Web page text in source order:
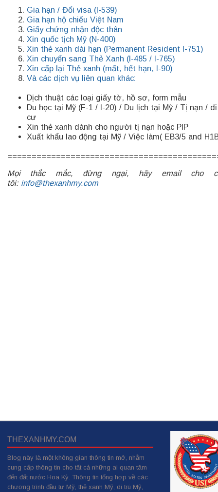
Gia hạn / Đổi visa (I-539)
Gia hạn hộ chiếu Việt Nam
Giấy chứng nhận độc thân
Xin quốc tịch Mỹ (N-400)
Xin thẻ xanh dài hạn (Permanent Resident I-751)
Xin chuyển sang Thẻ Xanh (I-485 / I-765)
Xin cấp lại Thẻ xanh (mất, hết hạn, I-90)
Và các dịch vụ liên quan khác:
Dịch thuật các loại giấy tờ, hồ sơ, form mẫu
Du học tại Mỹ (F-1 / I-20) / Du lịch tại Mỹ / Tị nạn / di
cư
Xin thẻ xanh dành cho người tị nạn hoặc PIP
Xuất khẩu lao động tại Mỹ / Việc làm( EB3/5 and
Mọi thắc mắc, đừng ngại, hãy email cho
tôi: info@thexanhmy.com
THEXANHMY.COM
Blog này là một không gian thông tin mở, nhằm
cung cấp thông tin cho tất cả những ai quan tâm
đến đất nước Hoa Kỳ. Thông tin tổng hợp về các
chương trình đầu tư Mỹ, thẻ xanh Mỹ, di trú Mỹ,